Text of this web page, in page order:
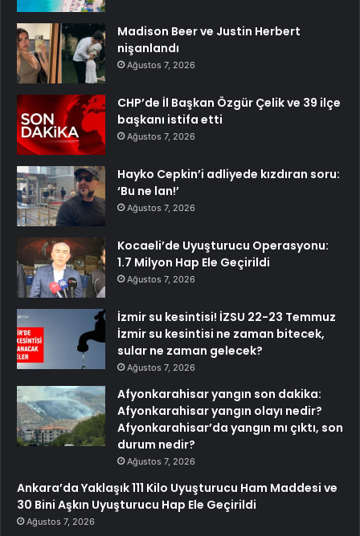
Madison Beer ve Justin Herbert
nişanlandı
Ağustos 7, 2026
CHP’de İl Başkan Özgür Çelik ve 39 ilçe
başkanı istifa etti
Ağustos 7, 2026
Hayko Cepkin’i adliyede kızdıran soru:
‘Bu ne lan!’
Ağustos 7, 2026
Kocaeli’de Uyuşturucu Operasyonu:
1.7 Milyon Hap Ele Geçirildi
Ağustos 7, 2026
İzmir su kesintisi! İZSU 22-23 Temmuz
İzmir su kesintisi ne zaman bitecek,
sular ne zaman gelecek?
Ağustos 7, 2026
Afyonkarahisar yangın son dakika:
Afyonkarahisar yangın olayı nedir?
Afyonkarahisar’da yangın mı çıktı, son
durum nedir?
Ağustos 7, 2026
Ankara’da Yaklaşık 111 Kilo Uyuşturucu Ham Maddesi ve
30 Bini Aşkın Uyuşturucu Hap Ele Geçirildi
Ağustos 7, 2026